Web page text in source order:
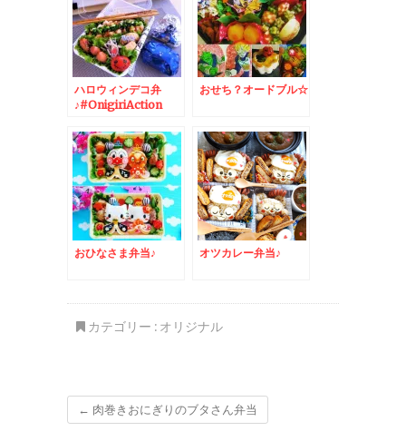
ハロウィンデコ弁
♪#OnigiriAction
おせち？オードブル☆
おひなさま弁当♪ オツカレー弁当♪
カテゴリー : オリジナル
← 肉巻きおにぎりのブタさん弁当